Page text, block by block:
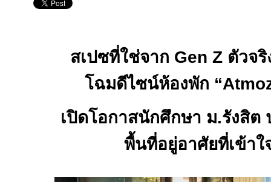
สเปซที่ใช่จาก Gen Z ตัวจ
โฉมดีไซน์ห้องพัก “
เปิดโอกาสนักศึกษา ม.รังสิต
พื้นที่อยู่อาศัยที่เข้า